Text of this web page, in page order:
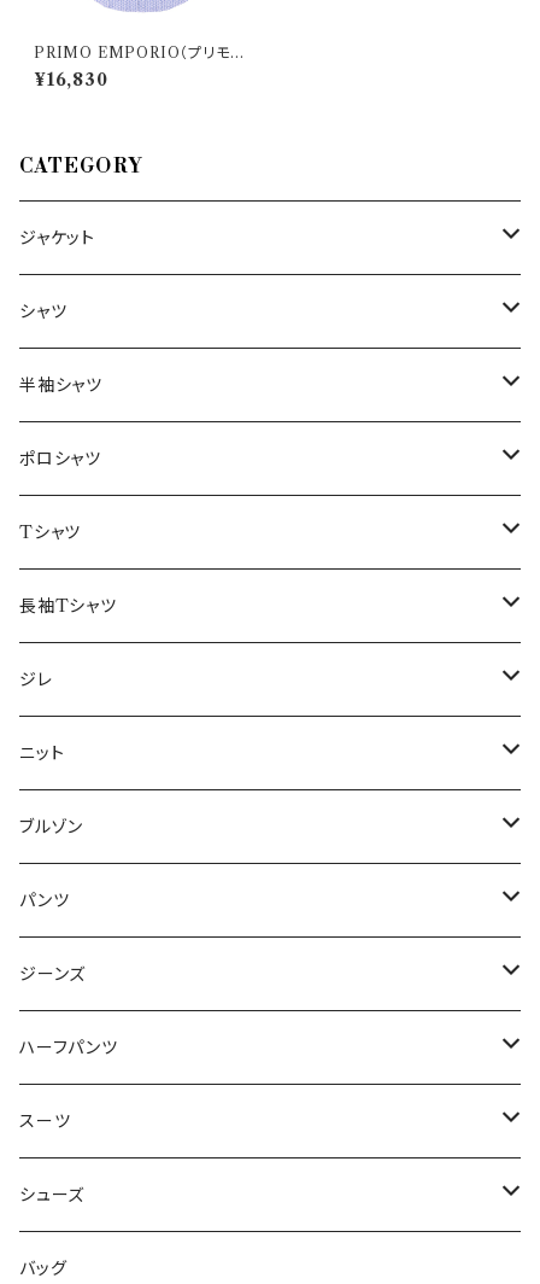
PRIMO EMPORIO（プリモエ
ンポリオ） 長袖シャツ CAMIC
IA BASIC FANTASIA 8 311
¥16,830
CATEGORY
ジャケット
～44/S
46/M
48/L
50/XL～
シャツ
～44/S
46/M
48/L
50/XL～
半袖シャツ
～44/S
46/M
48/L
50/XL～
ポロシャツ
～44/S
46/M
48/L
50/XL～
Tシャツ
～44/S
46/M
48/L
50/XL～
長袖Tシャツ
～44/S
46/M
48/L
50/XL～
ジレ
～44/S
46/M
48/L
50/XL～
ニット
～44/S
46/M
48/L
50/XL～
ブルゾン
～44/S
46/M
48/L
50/XL～
パンツ
～44/S
46/M
48/L
50/XL～
ジーンズ
～44/S
46/M
48/L
50/XL～
ハーフパンツ
～44/S
46/M
48/L
スーツ
～44/S
46/M
シューズ
～25.5cm
バッグ